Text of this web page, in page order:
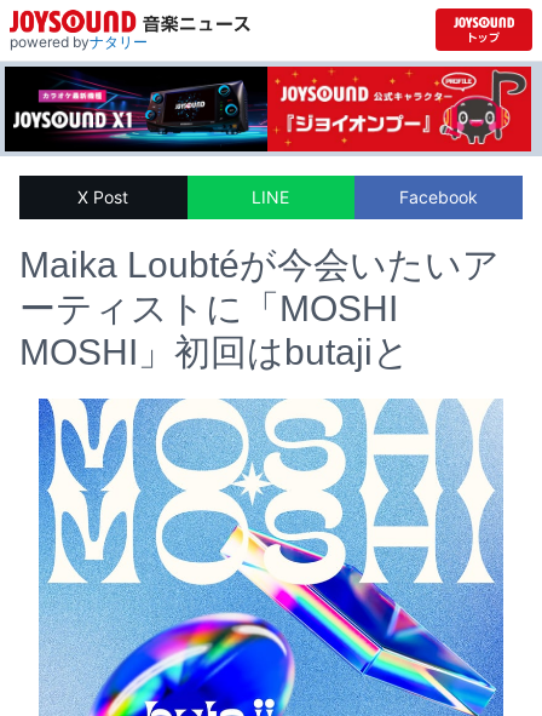
powered byナタリー
X Post LINE Facebook
Maika Loubtéが今会いたいア
ーティストに「MOSHI
MOSHI」初回はbutajiと